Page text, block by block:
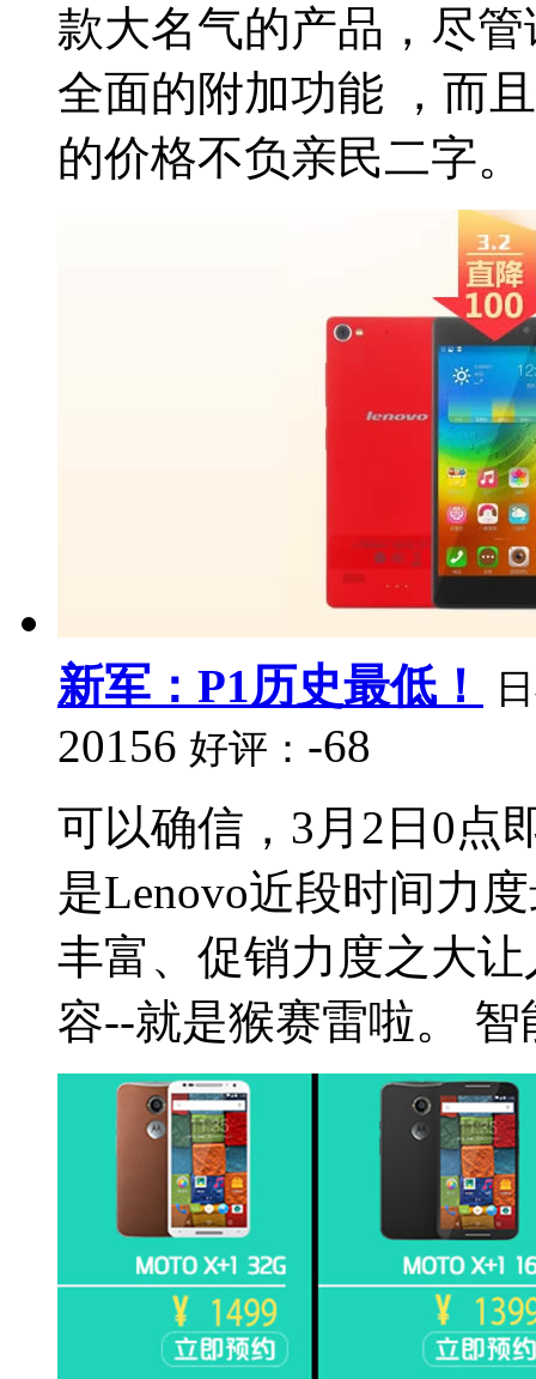
款大名气的产品，尽
全面的附加功能 ，而
的价格不负亲民二字
新军：P1历史最低！
20156 好评： -68
可以确信，3月2日0点
是Lenovo近段时间力
丰富、促销力度之大
容--就是猴赛雷啦。 智